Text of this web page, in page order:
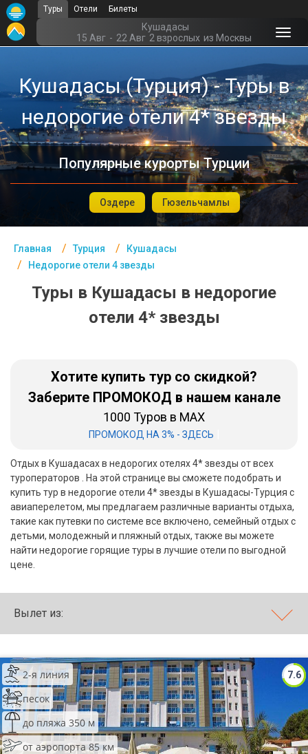
Туры Отели Билеты
Кушадасы
15 Авг - 22 Авг 2 взрослых из Москвы
Кушадасы (Турция) - Туры в
недорогие отели 4* звезды
Популярные курорты Турции
Оздере Гюзельчамлы
Главная Турция
Кушадасы
Недорогие отели 4 звезды
Туры в Кушадасы в недорогие
отели 4* звезды
Хотите купить тур со скидкой?
Заберите ПРОМОКОД в нашем канале
1000 Туров в MAX
ПРОМОКОД НА 3% - ЗДЕСЬ
Отдых в Кушадасах в недорогих отелях 4* звезды от всех
туроператоров . На этой странице вы сможете подобрать и
купить тур в недорогие отели 4* звезды в Кушадасы-Турция с
авиаперелетом, мы предлагаем различные варианты отдыха,
такие как путевки по системе все включено, семейный отдых с
детьми, молодежный и пляжный отдых, также вы можете
найти недорогие горящие туры в лучшие отели по выгодной
цене.
Вылет из:
7.6
2-я линия
песок
до пляжа 350 м
от аэропорта 85 км
Главная
Офис г. Москва
Помощь
Подборки отелей
Турция
Египет
Хайнань
Занзибар
Абхазия
Большой Сочи
Кав Мин Воды
VIP отели 5 звезд
ТОП 10 лучших отелей 5*
ТОП 10 недорогих отелей
5*
Лучшие отели 4* звезды
Недорогие отели 4*